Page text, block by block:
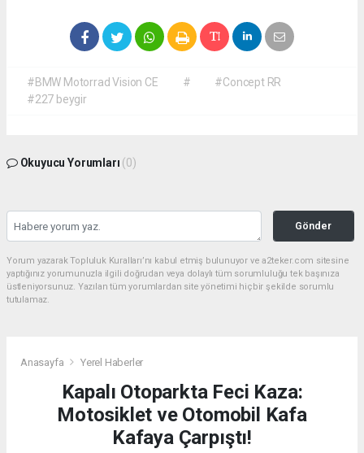
#BMW Motorrad Vision CE #
#Concept RR
#227 beygir
Okuyucu Yorumları (0)
Gönder
Yorum yazarak Topluluk Kuralları’nı kabul etmiş bulunuyor ve a2teker.com sitesine
yaptığınız yorumunuzla ilgili doğrudan veya dolaylı tüm sorumluluğu tek başınıza
üstleniyorsunuz. Yazılan tüm yorumlardan site yönetimi hiçbir şekilde sorumlu
tutulamaz.
Anasayfa Yerel Haberler
Kapalı Otoparkta Feci Kaza:
Motosiklet ve Otomobil Kafa
Kafaya Çarpıştı!